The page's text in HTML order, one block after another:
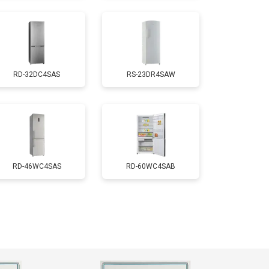
Заказать
1700 ₽ Заказать
4750 ₽ Заказать
3650 ₽
RD-32DC4SAS RS-23DR4SAW
RD-46WC4SAS RD-60WC4SAB